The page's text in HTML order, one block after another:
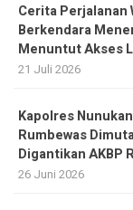
Cerita Perjalanan
Berkendara
Menuntut Akses
21 Juli 2026
Kapolres
Rumbewas
Digantikan AKBP
26 Juni 2026